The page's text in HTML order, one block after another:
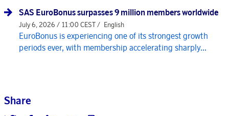
SAS EuroBonus surpasses 9 million members worldwide
July 6, 2026 / 11:00 CEST / English
EuroBonus is experiencing one of its strongest growth
periods ever, with membership accelerating sharply...
Share